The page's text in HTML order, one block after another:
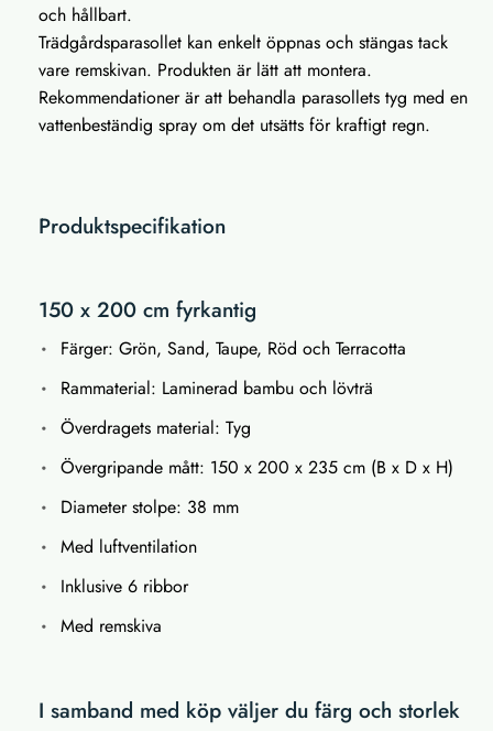
och hållbart.
Trädgårdsparasollet kan enkelt öppnas och stängas tack
vare remskivan. Produkten är lätt att montera.
Rekommendationer är att behandla parasollets tyg med en
vattenbeständig spray om det utsätts för kraftigt regn.
Produktspecifikation
150 x 200 cm fyrkantig
Färger: Grön, Sand, Taupe, Röd och Terracotta
Rammaterial: Laminerad bambu och lövträ
Överdragets material: Tyg
Övergripande mått: 150 x 200 x 235 cm (B x D x H)
Diameter stolpe: 38 mm
Med luftventilation
Inklusive 6 ribbor
Med remskiva
I samband med köp väljer du färg och storlek